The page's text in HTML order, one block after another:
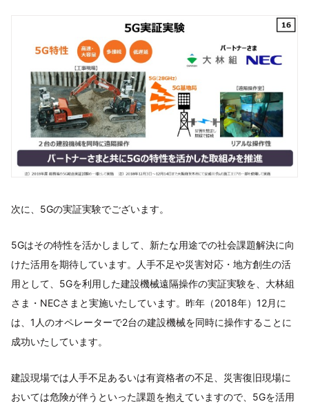
次に、5Gの実証実験でございます。
5Gはその特性を活かしまして、新たな用途での社会課題解決に向
けた活用を期待しています。人手不足や災害対応・地方創生の活
用として、5Gを利用した建設機械遠隔操作の実証実験を、大林組
さま・NECさまと実施いたしています。昨年（2018年）12月に
は、1人のオペレーターで2台の建設機械を同時に操作することに
成功いたしています。
建設現場では人手不足あるいは有資格者の不足、災害復旧現場に
おいては危険が伴うといった課題を抱えていますので、5Gを活用